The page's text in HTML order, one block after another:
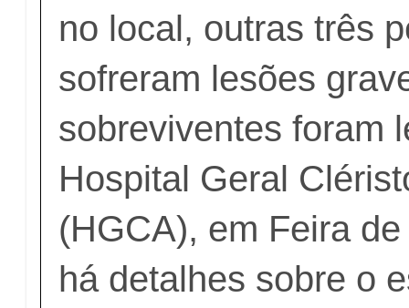
no local, outras três
sofreram lesões
sobreviventes foram
Hospital Geral
(HGCA), em Feira
há detalhes sobre o